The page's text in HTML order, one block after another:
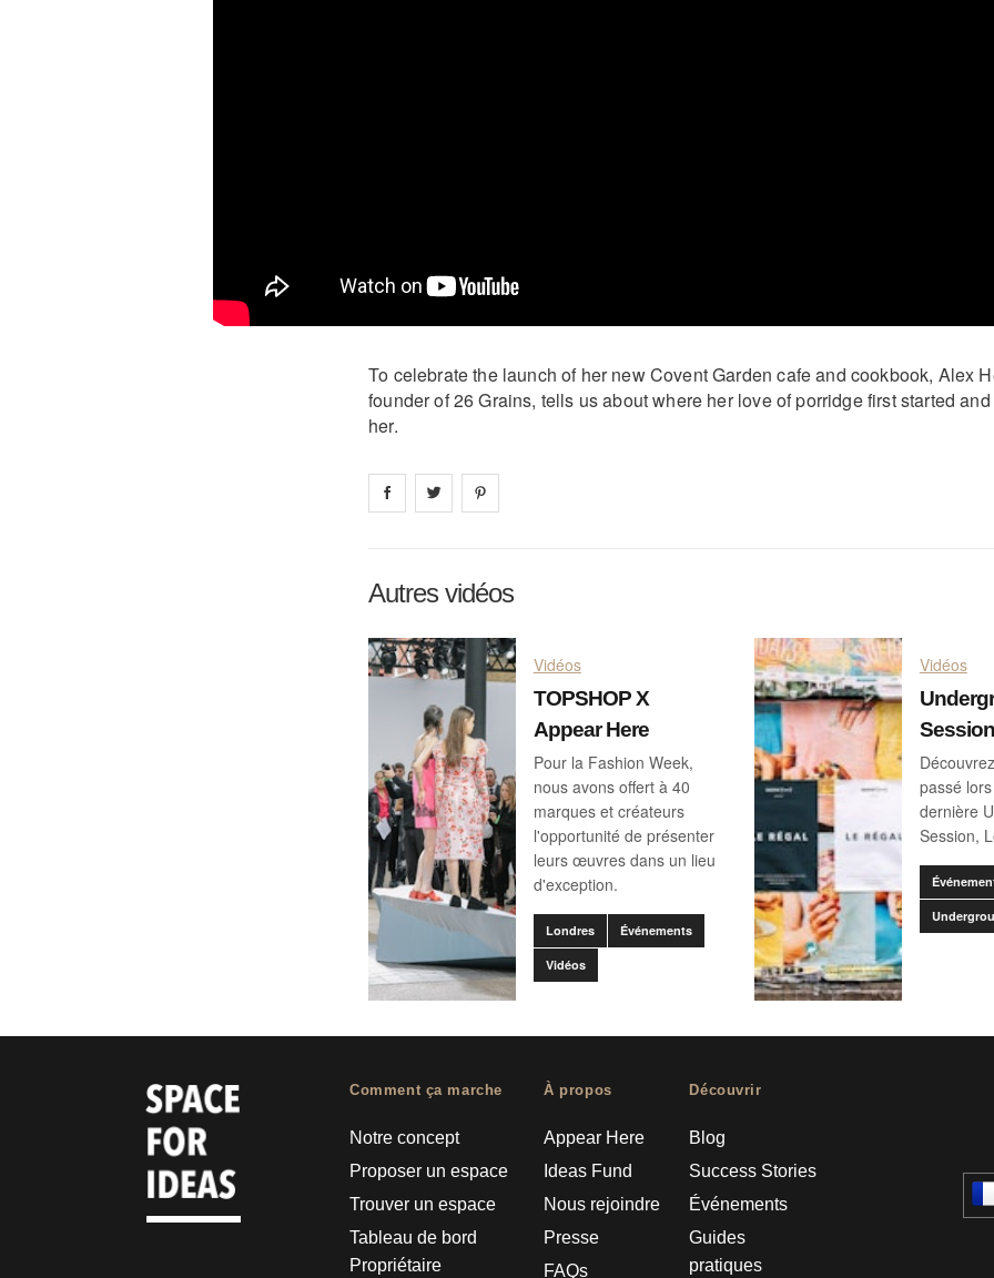
To celebrate the launch of her new Covent Garden cafe and cookbook, Alex
founder of 26 Grains, tells us about where her love of porridge first started
her.
Share on facebook
Share on
Autres vidéos
Vidéos
TOPSHOP X
Appear Here
Pour la Fashion Week,
nous avons offert à 40
marques et créateurs
l'opportunité de présenter
leurs œuvres dans un lieu
d'exception.
Londres Événements
Vidéos
Vidéos
passé
dernière
Session,
Comment ça marche
Notre concept
Proposer un espace
Trouver un espace
Tableau de bord
Propriétaire
À propos
Appear Here
Ideas Fund
Nous rejoindre
Presse
FAQs
Découvrir
Blog
Success Stories
Événements
Guides
pratiques